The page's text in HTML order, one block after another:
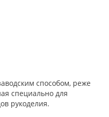
способом, реже
специально для
рукоделия.